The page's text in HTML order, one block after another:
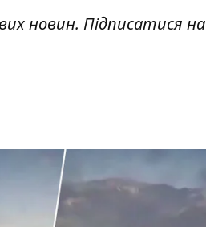
новин. Підписатися на